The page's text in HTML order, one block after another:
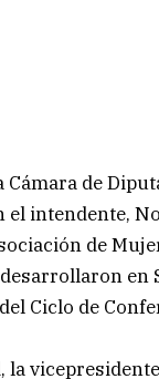
de
el intendente,
de
en
Ciclo de